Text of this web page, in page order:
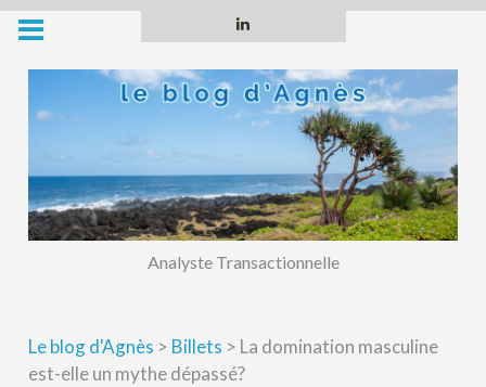
Skip
content
Analyste Transactionnelle
Le blog d'Agnès > Billets > La domination masculine
est-elle un mythe dépassé?